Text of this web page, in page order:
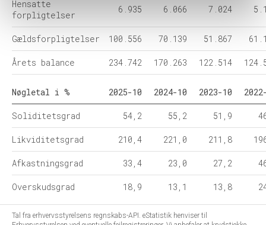
Hensatte
forpligtelser
6.935 6.066 7.024
Gældsforpligtelser 100.556 70.139 51.867
Årets balance 234.742 170.263 122.514
Nøgletal i % 2025-10 2024-10 2023-10
Soliditetsgrad 54,2 55,2 51,9
Likviditetsgrad 210,4 221,0 211,8
Afkastningsgrad 33,4 23,0 27,2
Overskudsgrad 18,9 13,1 13,8
Tal fra erhvervsstyrelsens regnskabs-API. eStatistik henviser til